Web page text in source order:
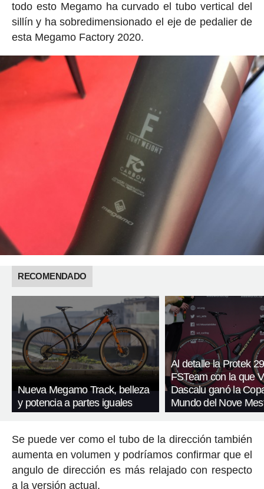
todo esto Megamo ha curvado el tubo vertical del
sillín y ha sobredimensionado el eje de pedalier de
esta Megamo Factory 2020.
RECOMENDADO
Nueva Megamo Track, belleza
y potencia a partes iguales
Al detalle la Protek 29
FSTeam con la que
Dascalu ganó la
Mundo del Nove
Se puede ver como el tubo de la dirección también
aumenta en volumen y podríamos confirmar que el
angulo de dirección es más relajado con respecto
a la versión actual.